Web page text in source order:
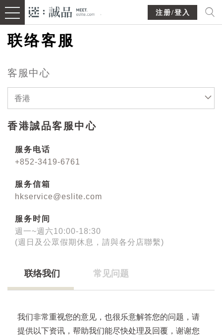
注册/登入
联络客服
客服中心
香港
香港誠品客服中心
服务电话
+852-3419-6761
服务信箱
hkservice@eslite.com
服务时间
週一~週六10:00-18:30
(週日及公眾假期休息，請與各分店聯繫)
联络我们 常见问题
我们非常重视您的意见，也很乐意解答您的问题，请
提供以下资讯，帮助我们能尽快处理及回覆，谢谢您